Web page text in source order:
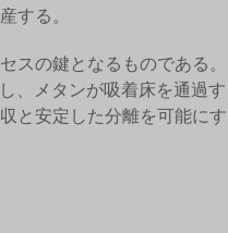
する。
スの鍵となるものである。
、メタンが吸着床を通過す
と安定した分離を可能にす